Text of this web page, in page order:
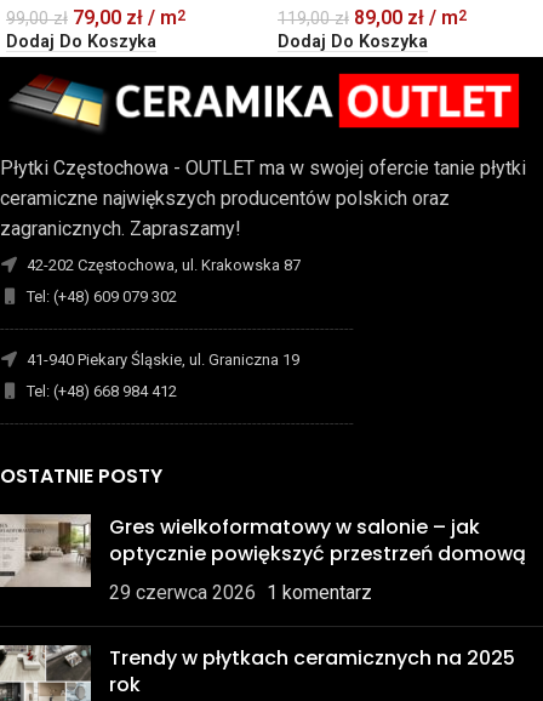
99,00zł 79,00 zł / m2
Dodaj Do Koszyka
119,00zł 89,00 zł / m2
Dodaj Do Koszyka
Płytki Częstochowa - OUTLET ma w swojej ofercie tanie płytki
ceramiczne największych producentów polskich oraz
zagranicznych. Zapraszamy!
42-202 Częstochowa, ul. Krakowska 87
Tel: (+48) 609 079 302
-------------------------------------------------------------------------
41-940 Piekary Śląskie, ul. Graniczna 19
Tel: (+48) 668 984 412
-------------------------------------------------------------------------
OSTATNIE POSTY
Gres wielkoformatowy w salonie – jak
optycznie powiększyć przestrzeń domową
29 czerwca 2026 1 komentarz
Trendy w płytkach ceramicznych na 2025
rok